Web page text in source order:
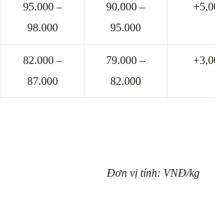
95.000 –
98.000
90.000 –
95.000
82.000 –
87.000
79.000 –
82.000
Đơn vị tính: VNĐ/kg